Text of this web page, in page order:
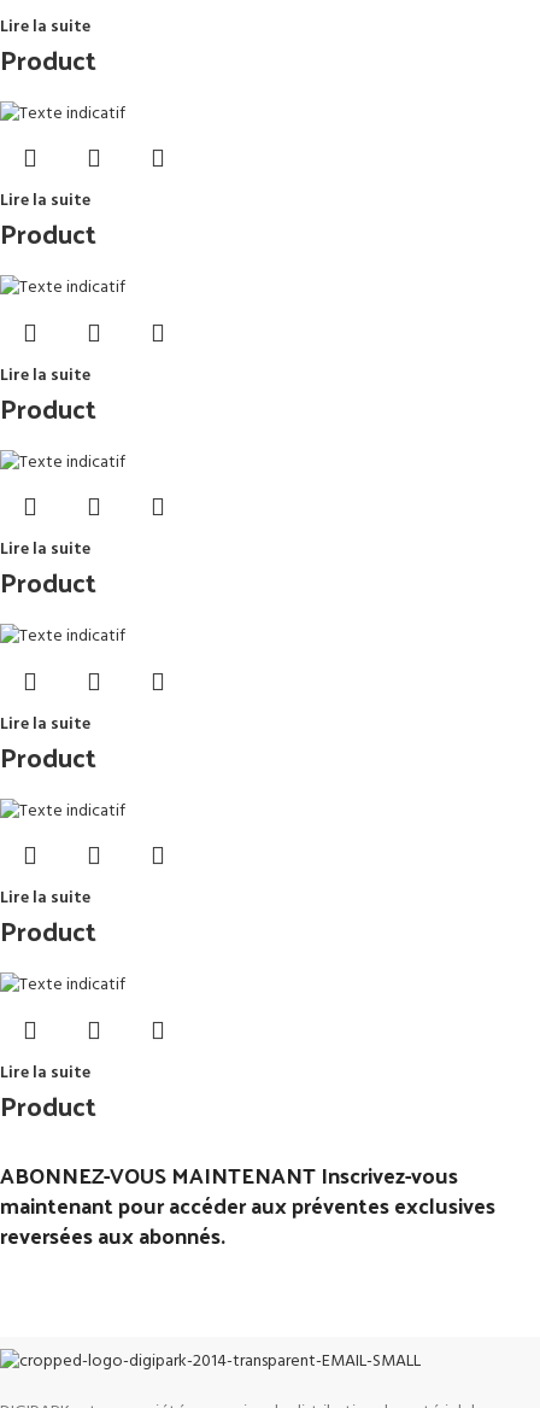
Lire la suite
Product
Lire la suite
Product
Lire la suite
Product
Lire la suite
Product
Lire la suite
Product
Lire la suite
Product
Lire la suite
Product
ABONNEZ-VOUS MAINTENANT Inscrivez-vous
maintenant pour accéder aux préventes exclusives
reversées aux abonnés.